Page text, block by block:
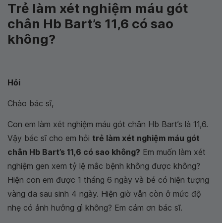
Trẻ làm xét nghiệm máu gót
chân Hb Bart’s 11,6 có sao
không?
Hỏi
Chào bác sĩ,
Con em làm xét nghiệm máu gót chân Hb Bart’s là 11,6.
Vậy bác sĩ cho em hỏi trẻ làm xét nghiệm máu gót
chân Hb Bart’s 11,6 có sao không? Em muốn làm xét
nghiệm gen xem tỷ lệ mắc bệnh không được không?
Hiện con em được 1 tháng 6 ngày và bé có hiện tượng
vàng da sau sinh 4 ngày. Hiện giờ vẫn còn ở mức độ
nhẹ có ảnh hưởng gì không? Em cảm ơn bác sĩ.